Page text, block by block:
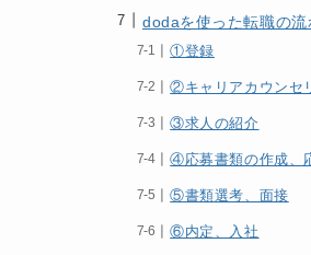
dodaを使った転職の流
①登録
②キャリアカウンセ
③求人の紹介
④応募書類の作成、
⑤書類選考、面接
⑥内定、入社